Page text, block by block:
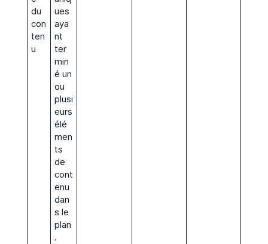
du
con
ten
u
ues
aya
nt
ter
min
é un
ou
plusi
eurs
élé
men
ts
de
cont
enu
dan
s le
plan
.